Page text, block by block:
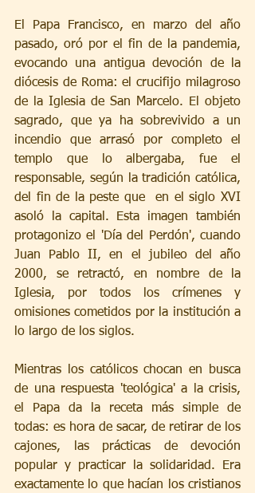
El Papa Francisco, en marzo del año
pasado, oró por el fin de la pandemia,
evocando una antigua devoción de la
diócesis de Roma: el crucifijo milagroso
de la Iglesia de San Marcelo. El objeto
sagrado, que ya ha sobrevivido a un
incendio que arrasó por completo el
templo que lo albergaba, fue el
responsable, según la tradición católica,
del fin de la peste que  en el siglo XVI
asoló la capital. Esta imagen también
protagonizo el 'Día del Perdón', cuando
Juan Pablo II, en el jubileo del año
2000, se retractó, en nombre de la
Iglesia, por todos los crímenes y
omisiones cometidos por la institución a
lo largo de los siglos.
Mientras los católicos chocan en busca
de una respuesta 'teológica' a la crisis,
el Papa da la receta más simple de
todas: es hora de sacar, de retirar de los
cajones, las prácticas de devoción
popular y practicar la solidaridad. Era
exactamente lo que hacían los cristianos